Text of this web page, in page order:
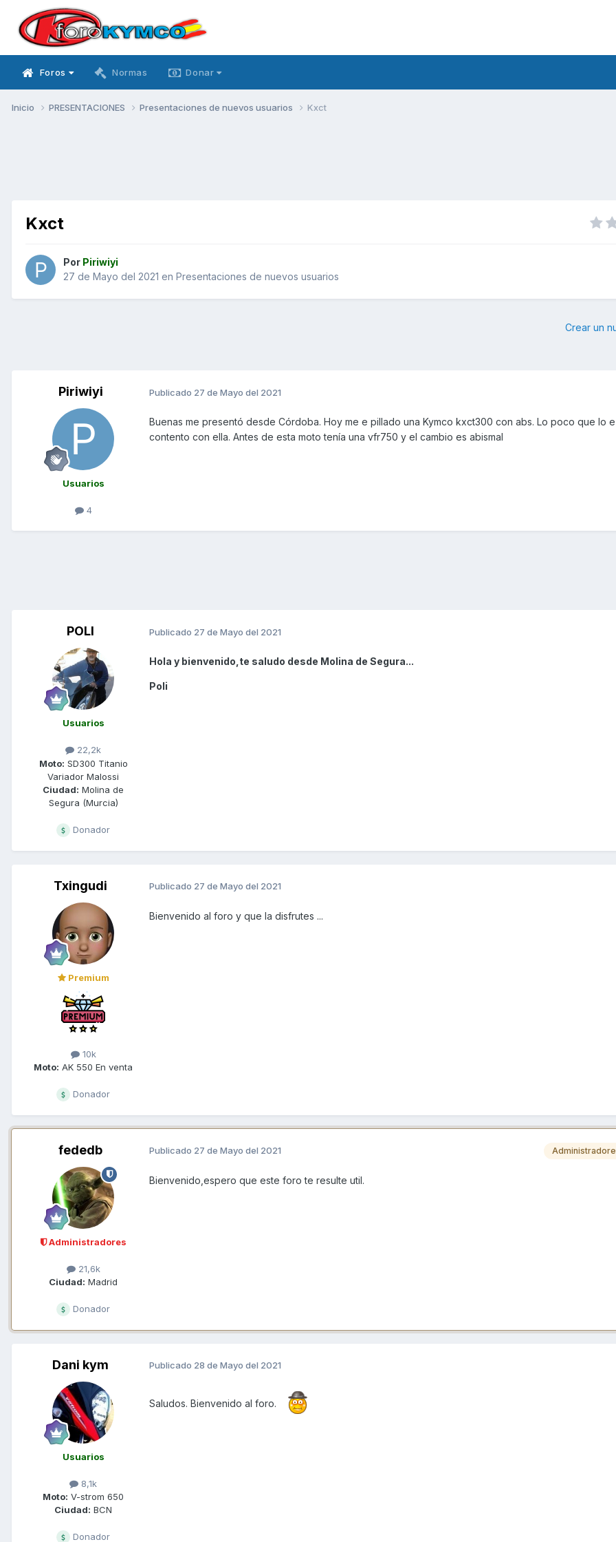
Foros Normas Donar
Inicio PRESENTACIONES Presentaciones de nuevos usuarios Kxct
Kxct
Por Piriwiyi
27 de Mayo del 2021 en Presentaciones de nuevos usuarios
Crear un
Piriwiyi
Usuarios
4
Publicado 27 de Mayo del 2021
Buenas me presentó desde Córdoba. Hoy me e pillado una Kymco kxct300 con abs. Lo poco que lo
contento con ella. Antes de esta moto tenía una vfr750 y el cambio es abismal
POLI
Usuarios
22,2k
Moto: SD300 Titanio
Variador Malossi
Ciudad: Molina de
Segura (Murcia)
Donador
Publicado 27 de Mayo del 2021
Hola y bienvenido,te saludo desde Molina de Segura...
Poli
Txingudi
Premium
10k
Moto: AK 550 En venta
Donador
Publicado 27 de Mayo del 2021
Bienvenido al foro y que la disfrutes ...
fededb
Administradores
21,6k
Ciudad: Madrid
Donador
Publicado 27 de Mayo del 2021
Bienvenido,espero que este foro te resulte util.
Dani kym
Usuarios
8,1k
Moto: V-strom 650
Ciudad: BCN
Donador
Publicado 28 de Mayo del 2021
Saludos. Bienvenido al foro.